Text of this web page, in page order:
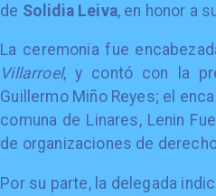
de Solidia Leiva, en honor a
La ceremonia fue
Villarroel, y contó con la
Guillermo Miño Reyes; el
comuna de Linares, Lenin
de organizaciones de
Por su parte, la delegada